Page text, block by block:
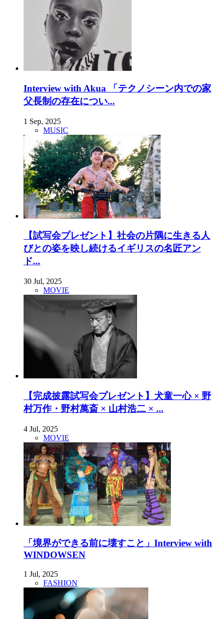
Interview with Akua 「テクノシーン内での家
父長制の存在につい...
1 Sep, 2025
MUSIC
【試写会プレゼント】社会の片隅に生きる人
びとの姿を映し続けるイギリスの名匠アン
ド...
30 Jul, 2025
MOVIE
【完成披露試写会プレゼント】犬童一心 × 野
村万作・野村萬斎 × 山村浩二 × ...
4 Jul, 2025
MOVIE
「境界ができる前に壊すこと」Interview with
WINDOWSEN
1 Jul, 2025
FASHION